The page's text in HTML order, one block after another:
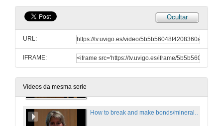
Ocultar
URL:
IFRAME:
Vídeos da mesma serie
Quenda de preguntas. Ecoloxía e conservación das lapas nas Azores
27 de mar. de 2014
Presentación de Liane G. Benning por Luis Gago Duport